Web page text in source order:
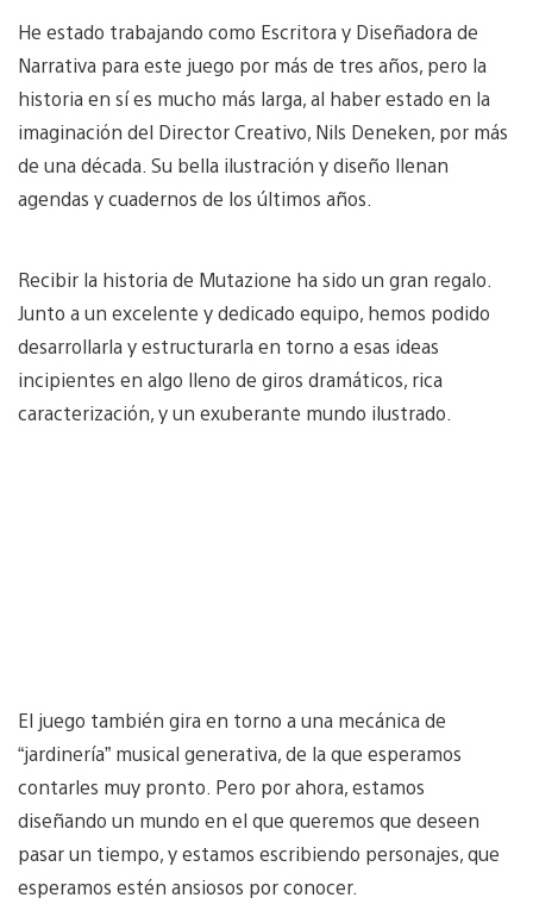
He estado trabajando como Escritora y Diseñadora de
Narrativa para este juego por más de tres años, pero la
historia en sí es mucho más larga, al haber estado en la
imaginación del Director Creativo, Nils Deneken, por más
de una década. Su bella ilustración y diseño llenan
agendas y cuadernos de los últimos años.
Recibir la historia de Mutazione ha sido un gran regalo.
Junto a un excelente y dedicado equipo, hemos podido
desarrollarla y estructurarla en torno a esas ideas
incipientes en algo lleno de giros dramáticos, rica
caracterización, y un exuberante mundo ilustrado.
El juego también gira en torno a una mecánica de
“jardinería” musical generativa, de la que esperamos
contarles muy pronto. Pero por ahora, estamos
diseñando un mundo en el que queremos que deseen
pasar un tiempo, y estamos escribiendo personajes, que
esperamos estén ansiosos por conocer.